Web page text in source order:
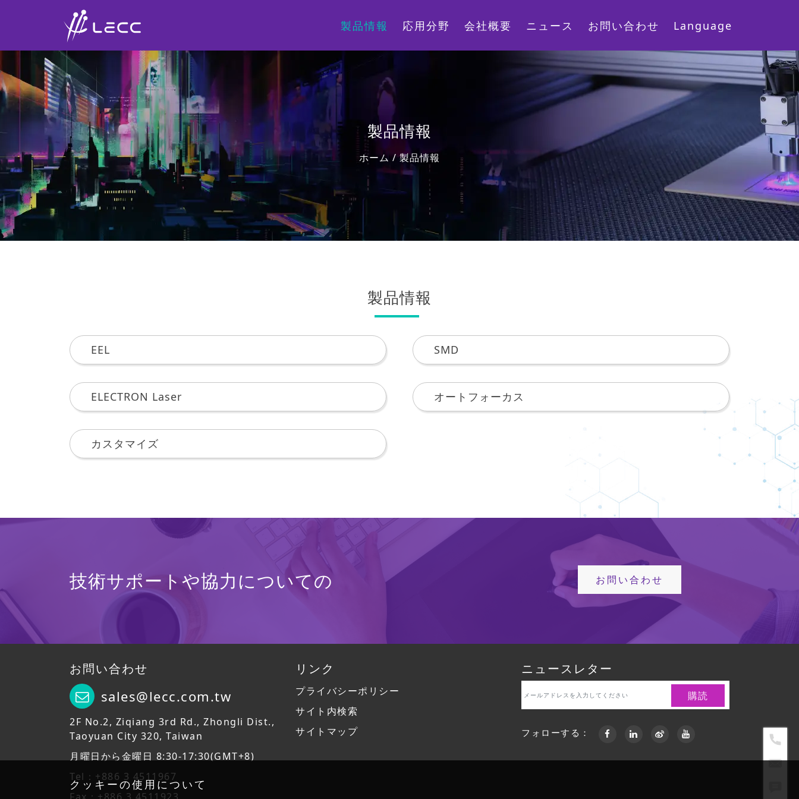
製品情報 応用分野 会社概要 ニュース お問い合わせ Language
製品情報
ホーム / 製品情報
製品情報
EEL SMD
ELECTRON Laser オートフォーカス
カスタマイズ
技術サポートや協力についての お問い合わせ
お問い合わせ
sales@lecc.com.tw
2F No.2, Ziqiang 3rd Rd., Zhongli Dist.,
Taoyuan City 320, Taiwan
月曜日から金曜日 8:30-17:30(GMT+8)
Tel：+886 3 4511967
リンク
プライバシーポリシー
サイト内検索
サイトマップ
ニュースレター
フォローする：
クッキーの使用について